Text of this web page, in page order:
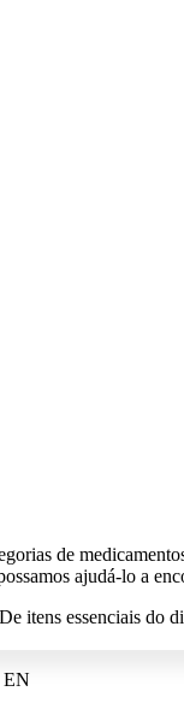
de
ajudá-lo a
itens essenciais do
EN